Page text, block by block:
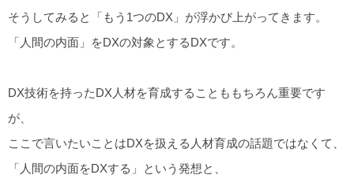
そうしてみると「もう1つのDX」が浮かび上がってきます。
「人間の内面」をDXの対象とするDXです。
DX技術を持ったDX人材を育成することももちろん重要です
が、
ここで言いたいことはDXを扱える人材育成の話題ではなくて、
「人間の内面をDXする」という発想と、